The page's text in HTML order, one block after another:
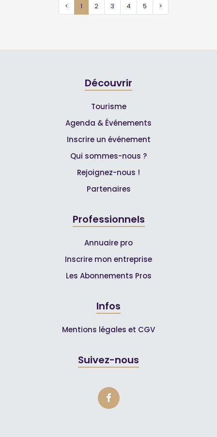
< 1 2 3 4 5 >
Découvrir
Tourisme
Agenda & Événements
Inscrire un événement
Qui sommes-nous ?
Rejoignez-nous !
Partenaires
Professionnels
Annuaire pro
Inscrire mon entreprise
Les Abonnements Pros
Infos
Mentions légales et CGV
Suivez-nous